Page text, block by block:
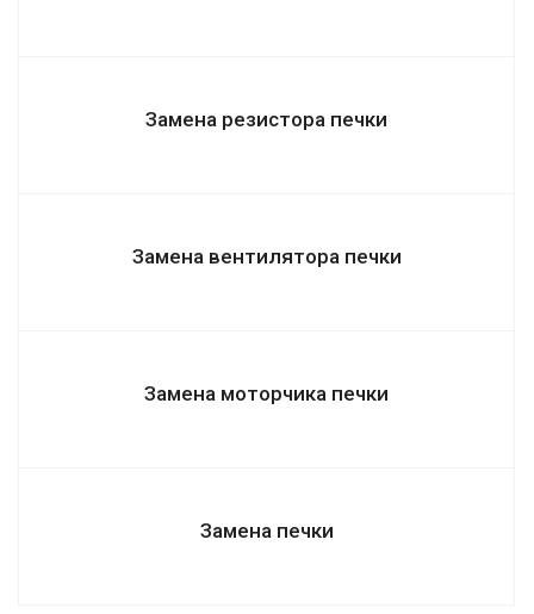
Замена резистора печки
Замена вентилятора печки
Замена моторчика печки
Замена печки